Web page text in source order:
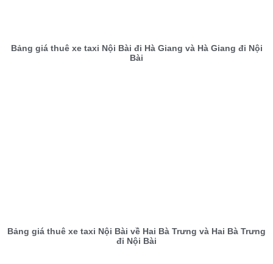
Bảng giá thuê xe taxi Nội Bài đi Hà Giang và Hà Giang đi Nội
Bài
Bảng giá thuê xe taxi Nội Bài về Hai Bà Trưng và Hai Bà Trưng
đi Nội Bài